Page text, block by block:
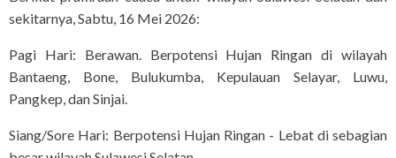
sekitarnya, Sabtu, 16 Mei 2026:
Pagi Hari: Berawan. Berpotensi Hujan Ringan di wilayah
Bantaeng, Bone, Bulukumba, Kepulauan Selayar, Luwu,
Pangkep, dan Sinjai.
Siang/Sore Hari: Berpotensi Hujan Ringan - Lebat di sebagian